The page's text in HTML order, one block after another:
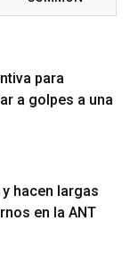
para
a golpes a una
hacen largas
en la ANT